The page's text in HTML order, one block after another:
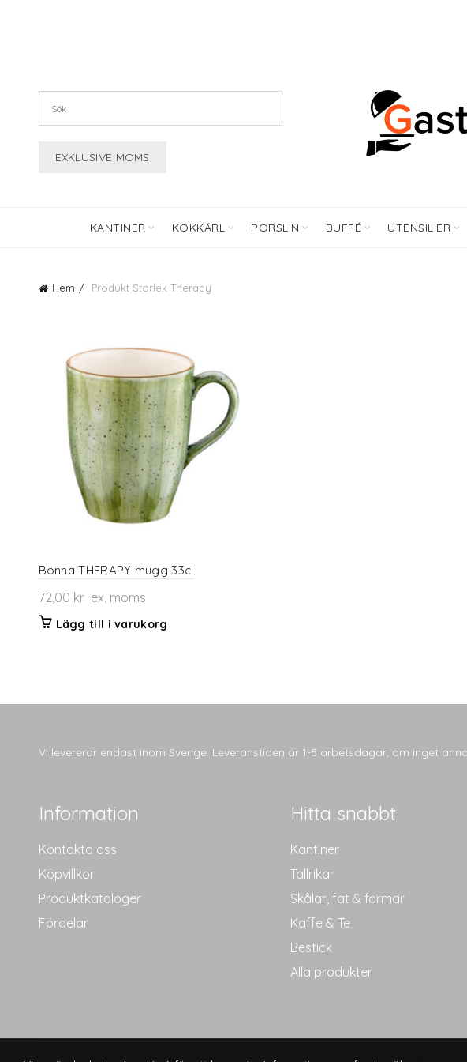
KANTINER KOKKÄRL PORSLIN BUFFÉ UTENSILIER
Hem Produkt Storlek Therapy
Bonna THERAPY mugg 33cl
72,00 krex. moms
Lägg till i varukorg
Vi levererar endast inom Sverige. Leveranstiden är 1-5 arbetsdagar, om inget
Information
Kontakta oss
Köpvillkor
Produktkataloger
Fördelar
Hitta snabbt
Kantiner
Tallrikar
Skålar, fat & formar
Kaffe & Te
Bestick
Alla produkter